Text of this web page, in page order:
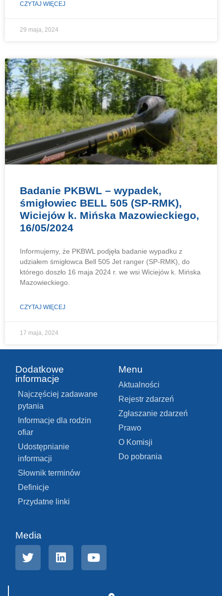
CZYTAJ WIĘCEJ
29 maja, 2024
Badanie PKBWL – wypadek,
śmigłowiec BELL 505 (SP-RMK),
Wiciejów k. Mińska Mazowieckiego,
16/05/2024
Informujemy, że PKBWL podjęła badanie wypadku z
udziałem śmigłowca Bell 505 Jet ranger (SP-RMK), do
którego doszło 16 maja 2024 r. we wsi Wiciejów k. Mińska
Mazowieckiego.
CZYTAJ WIĘCEJ
17 maja, 2024
Dodatkowe
informacje
Najczęściej zadawane
pytania
Informacje dla rodzin
ofiar
Udostępnianie
informacji
Słownik terminów
Definicje
Przydatne linki
Menu
Aktualności
Rejestr zdarzeń
Zgłaszanie zdarzeń
Prawo
O Komisji
Do pobrania
Media